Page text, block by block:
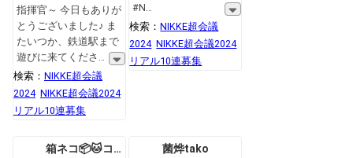
指揮官～ 今日もありが
とうございました♪ ま
たいつか、鉄道駅まで
遊びに来てくださ
検索： NIKKE超会議
2024 NIKKE超会議2024
リアル10連募集
#N
検索：NIKKE超会議
2024 NIKKE超会議2024
リアル10連募集
箱ネコ📦🐱コミケ(月)西ふ13ab
菌烨tako